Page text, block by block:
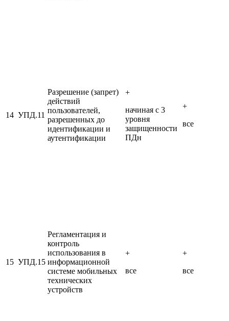
14 УПД.11
Разрешение (запрет)
действий
пользователей,
разрешенных до
идентификации и
аутентификации
+
начиная с 3
уровня
защищенности
ПДн
+
все
15 УПД.15
Регламентация и
контроль
использования в
информационной
системе мобильных
технических
устройств
+
все
+
все